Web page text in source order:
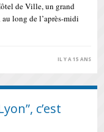
de Ville, un grand
long de l’après-midi
IL Y A 15 ANS
c’est